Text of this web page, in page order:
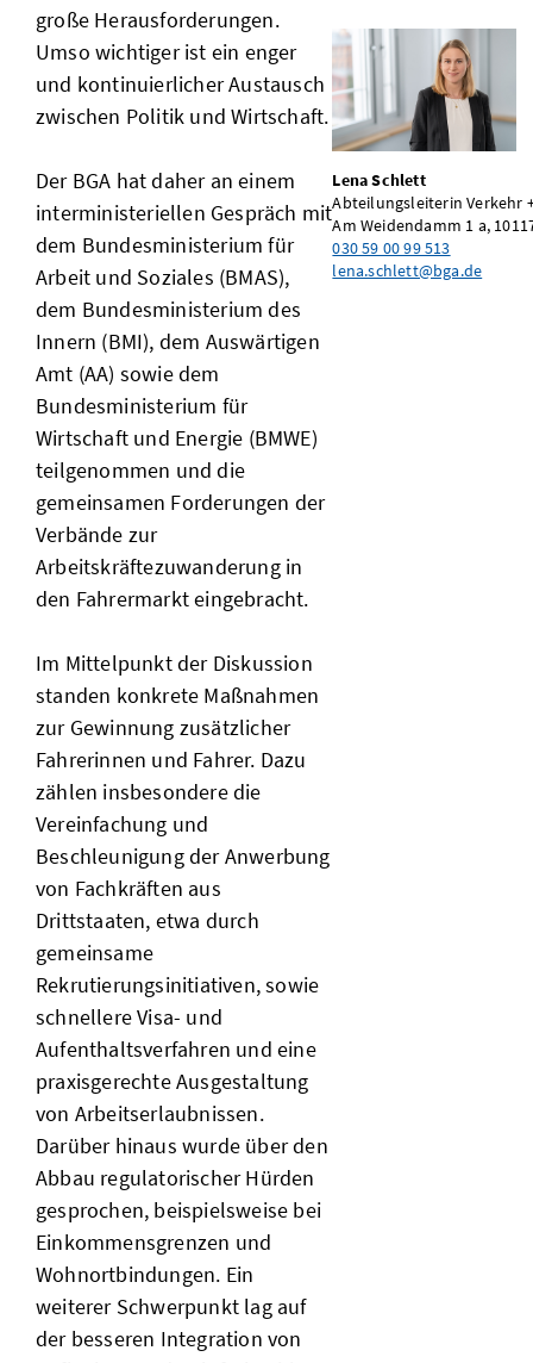
große Herausforderungen.
Umso wichtiger ist ein enger
und kontinuierlicher Austausch
zwischen Politik und Wirtschaft.
Der BGA hat daher an einem
interministeriellen Gespräch mit
dem Bundesministerium für
Arbeit und Soziales (BMAS),
dem Bundesministerium des
Innern (BMI), dem Auswärtigen
Amt (AA) sowie dem
Bundesministerium für
Wirtschaft und Energie (BMWE)
teilgenommen und die
gemeinsamen Forderungen der
Verbände zur
Arbeitskräftezuwanderung in
den Fahrermarkt eingebracht.
Im Mittelpunkt der Diskussion
standen konkrete Maßnahmen
zur Gewinnung zusätzlicher
Fahrerinnen und Fahrer. Dazu
zählen insbesondere die
Vereinfachung und
Beschleunigung der Anwerbung
von Fachkräften aus
Drittstaaten, etwa durch
gemeinsame
Rekrutierungsinitiativen, sowie
schnellere Visa- und
Aufenthaltsverfahren und eine
praxisgerechte Ausgestaltung
von Arbeitserlaubnissen.
Darüber hinaus wurde über den
Abbau regulatorischer Hürden
gesprochen, beispielsweise bei
Einkommensgrenzen und
Wohnortbindungen. Ein
weiterer Schwerpunkt lag auf
der besseren Integration von
Lena Schlett
Abteilungsleiterin Verkehr
Am Weidendamm 1 a,
030 59 00 99 513
lena.schlett@bga.de